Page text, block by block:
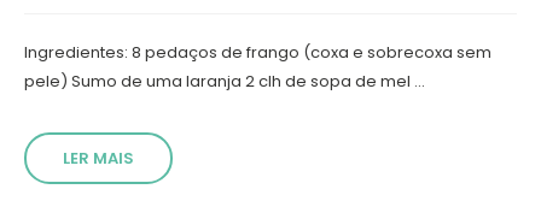
Ingredientes: 8 pedaços de frango (coxa e sobrecoxa sem
pele) Sumo de uma laranja 2 clh de sopa de mel ...
LER MAIS